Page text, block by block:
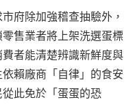
府除加強稽查抽驗外，
售業者將上架洗選蛋標
者能清楚辨識新鮮度與
賴廠商「自律」的食安
此免於「蛋蛋的恐